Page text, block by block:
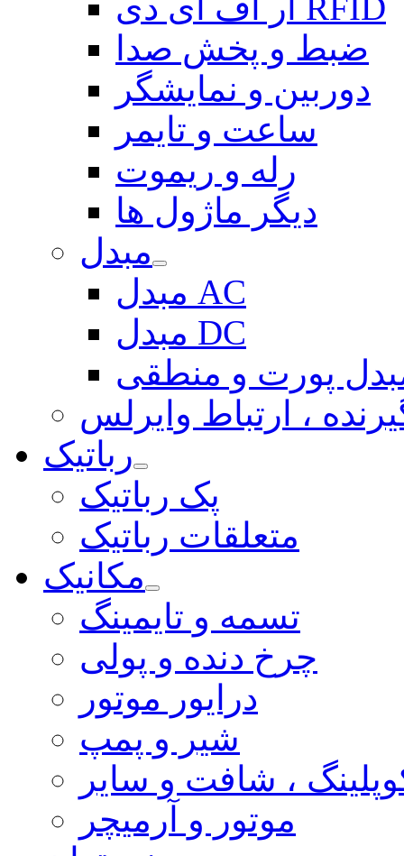
ضبط و پخش صدا
دوربین و نمایشگر
ساعت و تایمر
رله و ریموت
دیگر ماژول ها
مبدل
مبدل AC
مبدل DC
پورت و منطقی
، ارتباط وایرلس
رباتیک
پک رباتیک
متعلقات رباتیک
مکانیک
تسمه و تایمینگ
چرخ دنده و پولی
درایور موتور
شیر و پمپ
، شافت و سایر
موتور و آرمیچر